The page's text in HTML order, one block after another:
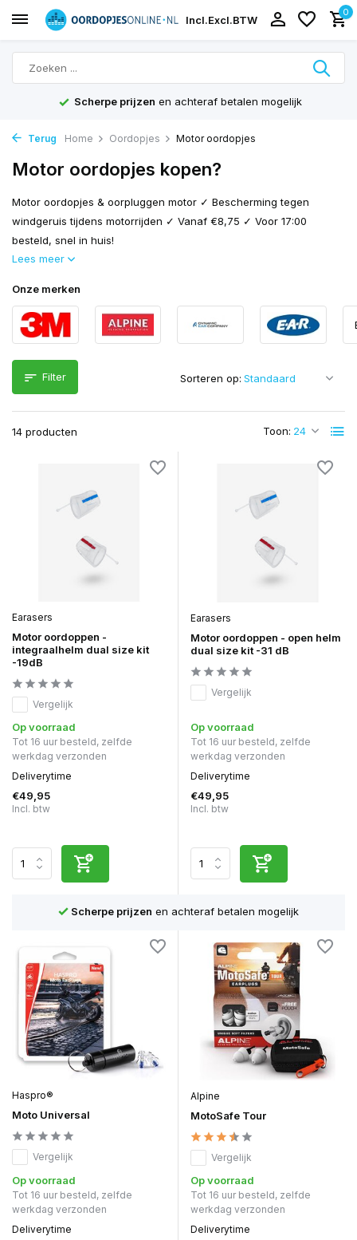
Incl.Excl.BTW
0
Scherpe prijzen en achteraf betalen mogelijk
Terug Home Oordopjes Motor oordopjes
Motor oordopjes kopen?
Motor oordopjes & oorpluggen motor ✓ Bescherming tegen
windgeruis tijdens motorrijden ✓ Vanaf €8,75 ✓ Voor 17:00
besteld, snel in huis!
Lees meer
Onze merken
Filter
14 producten Toon:
Sorteren op:
Earasers
Motor oordoppen -
integraalhelm dual size kit
-19dB
Vergelijk
Op voorraad
Tot 16 uur besteld, zelfde
werkdag verzonden
Deliverytime
€49,95
Incl. btw
Earasers
Motor oordoppen - open helm
dual size kit -31 dB
Vergelijk
Op voorraad
Tot 16 uur besteld, zelfde
werkdag verzonden
Deliverytime
€49,95
Incl. btw
Scherpe prijzen en achteraf betalen mogelijk
Haspro®
Moto Universal
Vergelijk
Op voorraad
Tot 16 uur besteld, zelfde
werkdag verzonden
Deliverytime
Alpine
MotoSafe Tour
Vergelijk
Op voorraad
Tot 16 uur besteld, zelfde
werkdag verzonden
Deliverytime